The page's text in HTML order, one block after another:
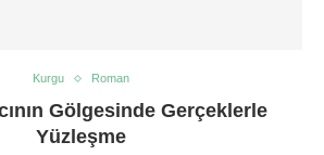
Kurgu Roman
Gölgesinde Gerçeklerle
Yüzleşme